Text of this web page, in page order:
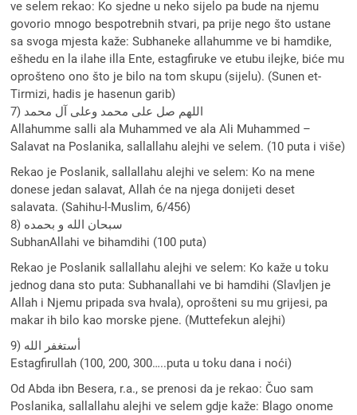
ve selem rekao: Ko sjedne u neko sijelo pa bude na njemu
govorio mnogo bespotrebnih stvari, pa prije nego što ustane
sa svoga mjesta kaže: Subhaneke allahumme ve bi hamdike,
ešhedu en la ilahe illa Ente, estagfiruke ve etubu ilejke, biće mu
oprošteno ono što je bilo na tom skupu (sijelu). (Sunen et-
Tirmizi, hadis je hasenun garib)
7) اللهم صل على محمد وعلى آل محمد
Allahumme salli ala Muhammed ve ala Ali Muhammed –
Salavat na Poslanika, sallallahu alejhi ve selem. (10 puta i više)
Rekao je Poslanik, sallallahu alejhi ve selem: Ko na mene
donese jedan salavat, Allah će na njega donijeti deset
salavata. (Sahihu-l-Muslim, 6/456)
8) سبحان الله و بحمده
SubhanAllahi ve bihamdihi (100 puta)
Rekao je Poslanik sallallahu alejhi ve selem: Ko kaže u toku
jednog dana sto puta: Subhanallahi ve bi hamdihi (Slavljen je
Allah i Njemu pripada sva hvala), oprošteni su mu grijesi, pa
makar ih bilo kao morske pjene. (Muttefekun alejhi)
9) أستغفر الله
Estagfirullah (100, 200, 300…..puta u toku dana i noći)
Od Abda ibn Besera, r.a., se prenosi da je rekao: Čuo sam
Poslanika, sallallahu alejhi ve selem gdje kaže: Blago onome